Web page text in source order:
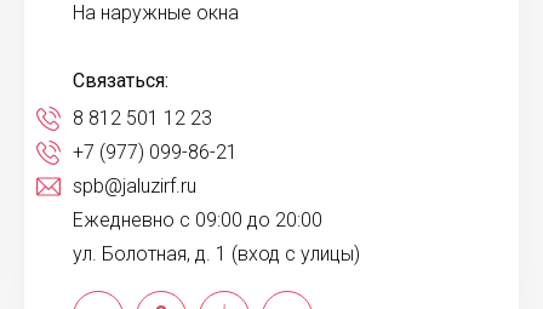
На наружные окна
Связаться:
8 812 501 12 23
+7 (977) 099-86-21
spb@jaluzirf.ru
Ежедневно с 09:00 до 20:00
ул. Болотная, д. 1 (вход с улицы)